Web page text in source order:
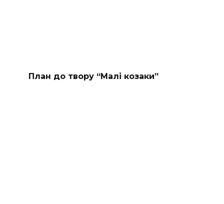
План до твору “Малі козаки”